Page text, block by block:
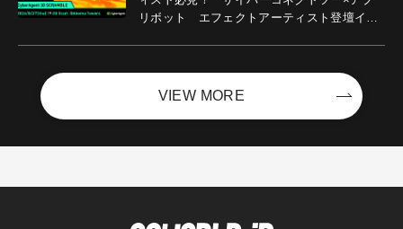
リボット エフェクトアーティスト登壇イベ
VIEW MORE